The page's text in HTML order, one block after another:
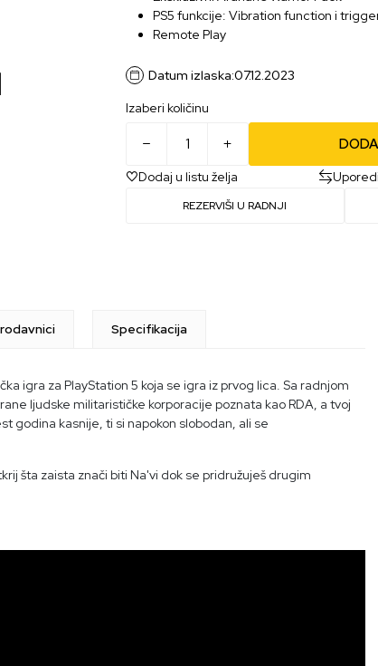
PS5 funkcije: Vibration function i
Remote Play
Datum izlaska:07.12.2023
Izaberi količinu
Dodaj u listu želja
REZERVIŠI U RADNJI
Specifikacija
igra za PlayStation 5 koja se igra iz prvog lica. Sa radnjom
ljudske militarističke korporacije poznata kao RDA, a tvoj
godina kasnije, ti si napokon slobodan, ali se
šta zaista znači biti Na'vi dok se pridružuješ drugim